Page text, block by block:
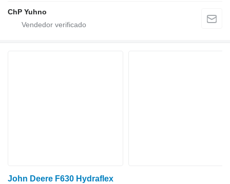
ChP Yuhno
John Deere F630 Hydraflex